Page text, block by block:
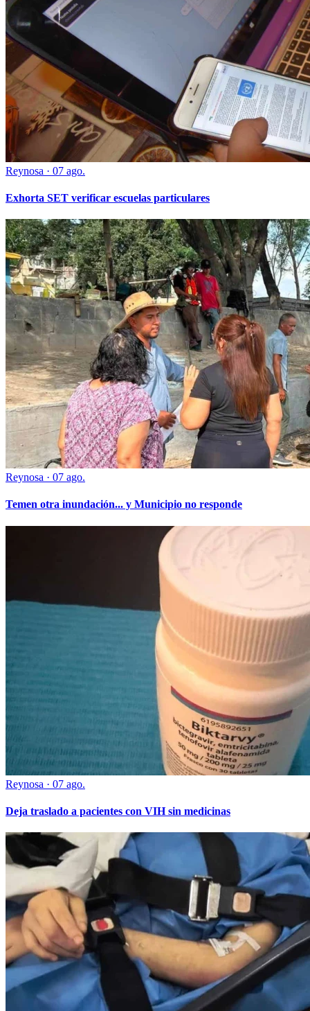
Reynosa · 07 ago.
Exhorta SET verificar escuelas particulares
Reynosa · 07 ago.
Temen otra inundación... y Municipio no responde
Reynosa · 07 ago.
Deja traslado a pacientes con VIH sin medicinas